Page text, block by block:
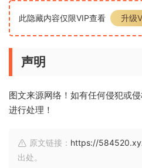
此隐藏内容仅限VIP查看 升级
声明
图文来源网络！如有任何侵犯或
进行处理！
原文链接： https://
出处。